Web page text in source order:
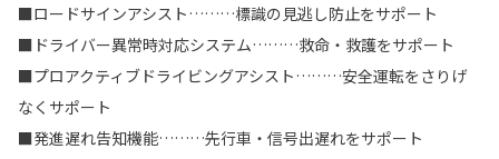
■ロードサインアシスト………標識の見逃し防止をサポート
■ドライバー異常時対応システム………救命・救護をサポート
■プロアクティブドライビングアシスト………安全運転をさりげ
なくサポート
■発進遅れ告知機能………先行車・信号出遅れをサポート